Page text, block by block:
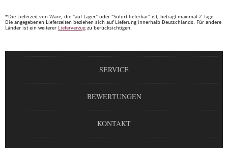
*Die Lieferzeit von Ware, die "auf Lager" oder "Sofort lieferbar" ist, beträgt maximal 2 Tage.
Die angegebenen Lieferzeiten beziehen sich auf Lieferung innerhalb Deutschlands. Für andere
Länder ist ein weiterer Lieferverzug zu berücksichtigen.
SERVICE
BEWERTUNGEN
KONTAKT